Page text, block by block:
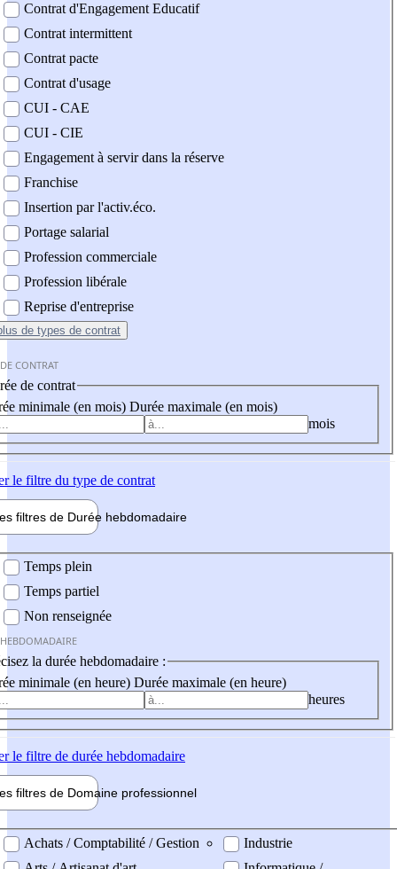
Contrat d'Engagement Educatif
Contrat intermittent
Contrat pacte
Contrat d'usage
CUI - CAE
CUI - CIE
Engagement à servir dans la réserve
Franchise
Insertion par l'activ.éco.
Portage salarial
Profession commerciale
Profession libérale
Reprise d'entreprise
de types de contrat
CONTRAT
de contrat
minimale (en mois) Durée maximale (en mois)
mois
le filtre du type de contrat
filtres de Durée hebdomadaire
Temps plein
Temps partiel
Non renseignée
la durée hebdomadaire :
minimale (en heure) Durée maximale (en heure)
heures
le filtre de durée hebdomadaire
filtres de Domaine professionnel
professionel
Achats / Comptabilité / Gestion
Industrie